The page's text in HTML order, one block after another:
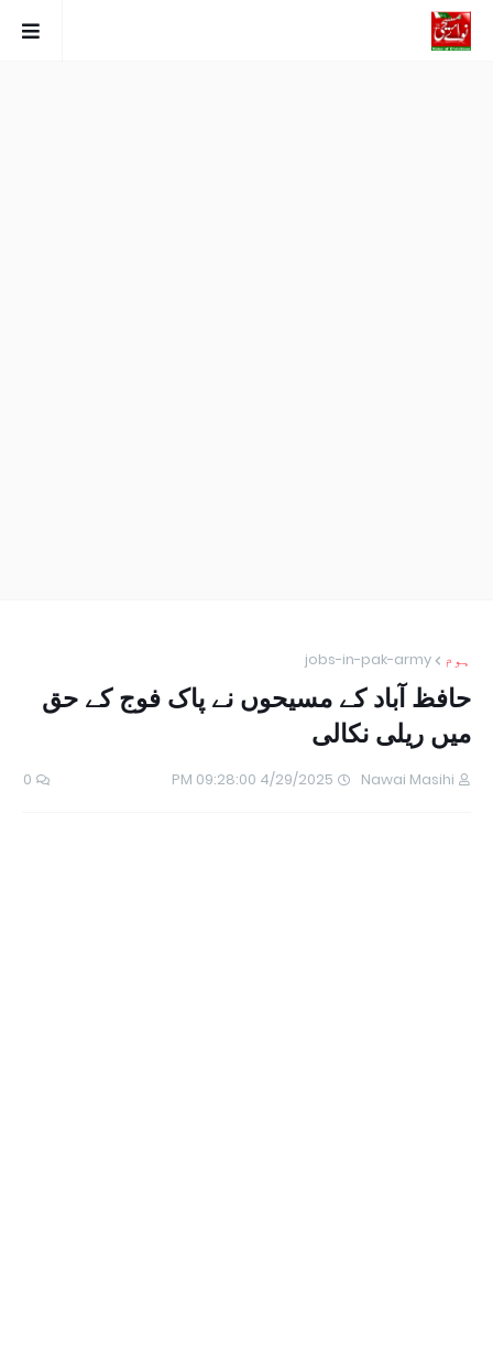
ہوم jobs-in-pak-army
حافظ آباد کے مسیحوں نے پاک فوج کے حق
میں ریلی نکالی
Nawai Masihi
4/29/2025 09:28:00 PM
0